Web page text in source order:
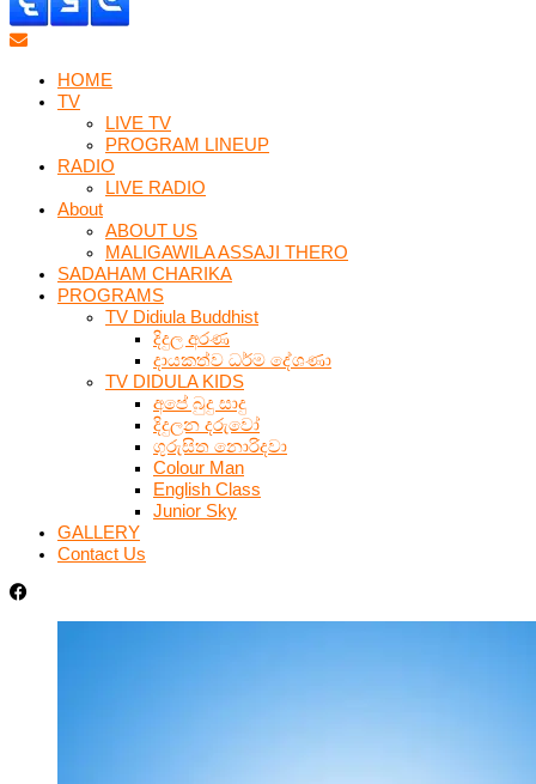
HOME
TV
LIVE TV
PROGRAM LINEUP
RADIO
LIVE RADIO
About
ABOUT US
MALIGAWILA ASSAJI THERO
SADAHAM CHARIKA
PROGRAMS
TV Didiula Buddhist
දිදුල අරණ
දායකත්ව ධර්ම දේශණා
TV DIDULA KIDS
අපේ බුදු සාදු
දිදුලන දරුවෝ
ගුරුසිත නොරිදවා
Colour Man
English Class
Junior Sky
GALLERY
Contact Us